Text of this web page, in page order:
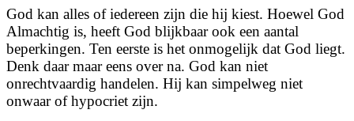
Image
God kan alles of iedereen zijn die hij kiest. Hoewel God
Almachtig is, heeft God blijkbaar ook een aantal
beperkingen. Ten eerste is het onmogelijk dat God liegt.
Denk daar maar eens over na. God kan niet
onrechtvaardig handelen. Hij kan simpelweg niet
onwaar of hypocriet zijn.